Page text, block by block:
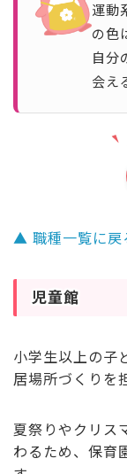
運動
の色
自分
会え
▲ 職種一覧に戻
児童館
小学生以上の子
居場所づくりを
夏祭りやクリス
わるため、保育